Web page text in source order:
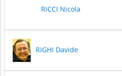
RICCI Nicola
RIGHI Davide